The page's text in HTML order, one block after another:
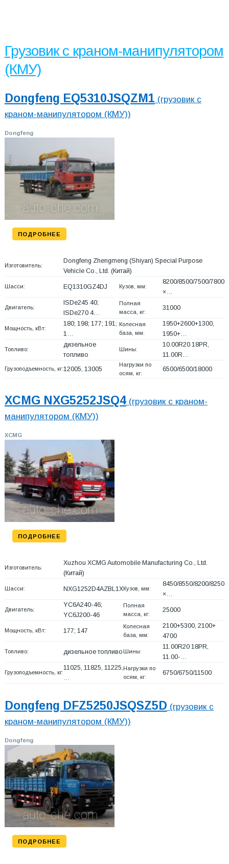
Грузовик с краном-манипулятором
(КМУ)
Dongfeng EQ5310JSQZM1 (грузовик с
краном-манипулятором (КМУ))
Dongfeng
ПОДРОБНЕЕ
Изготовитель:
Dongfeng Zhengmeng (Shiyan) Special Purpose
Vehicle Co., Ltd. (Китай)
Шасси: EQ1310GZ4DJ Кузов, мм:
8200/8500/7500/7800
×…
Двигатель:
ISDe245 40;
ISDe270 4…
Полная
масса, кг:
31000
Мощность, кВт:
180; 198; 177; 191;
1…
Колесная
база, мм:
1950+2600+1300,
1950+…
Топливо:
дизельное
топливо
Шины:
10.00R20 18PR,
11.00R…
Грузоподъемность, кг:12005, 13005
Нагрузки по
осям, кг:
6500/6500/18000
XCMG NXG5252JSQ4(грузовик с краном-
манипулятором (КМУ))
XCMG
ПОДРОБНЕЕ
Изготовитель:
Xuzhou XCMG Automobile Manufacturing Co., Ltd.
(Китай)
Шасси: NXG1252D4AZBL1XКузов, мм:
8450/8550/8200/8250
×…
Двигатель:
YC6A240-46;
YC6J200-46
Полная
масса, кг:
25000
Мощность, кВт: 177; 147
Колесная
база, мм:
2100+5300, 2100+
4700
Топливо: дизельное топливо Шины:
11.00R20 18PR,
11.00-…
Грузоподъемность, кг:
11025, 11825, 11225,
…
Нагрузки по
осям, кг:
6750/6750/11500
Dongfeng DFZ5250JSQSZ5D (грузовик с
краном-манипулятором (КМУ))
Dongfeng
ПОДРОБНЕЕ